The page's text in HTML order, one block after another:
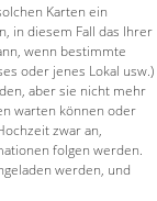
Karten ein
in diesem Fall das Ihrer
wenn bestimmte
oder jenes Lokal usw.)
aber sie nicht mehr
warten können oder
zwar an,
folgen werden.
werden, und